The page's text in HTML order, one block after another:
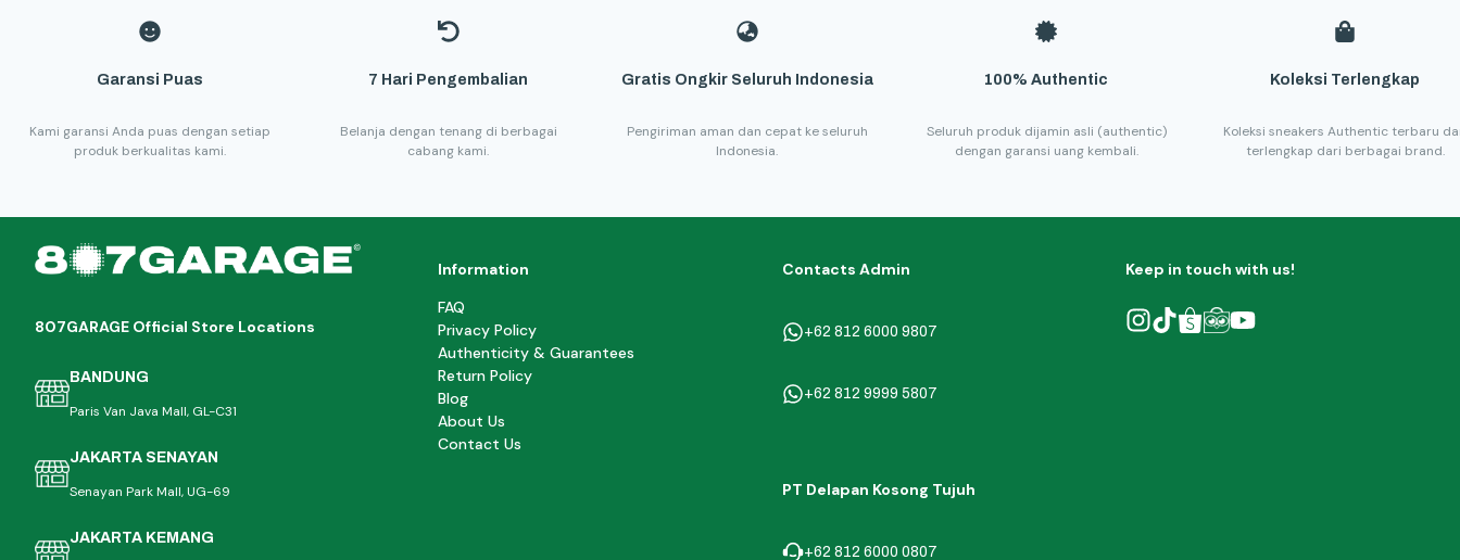
Garansi Puas
Kami garansi Anda puas dengan setiap
produk berkualitas kami.
7 Hari Pengembalian
Belanja dengan tenang di berbagai
cabang kami.
Gratis Ongkir Seluruh Indonesia
Pengiriman aman dan cepat ke seluruh
Indonesia.
100% Authentic
Seluruh produk dijamin asli (authentic)
dengan garansi uang kembali.
Koleksi Terlengkap
Koleksi sneakers Authentic terbaru
terlengkap dari berbagai brand.
807GARAGE Official Store Locations
BANDUNG
Paris Van Java Mall, GL-C31
JAKARTA SENAYAN
Senayan Park Mall, UG-69
JAKARTA KEMANG
Information
FAQ
Privacy Policy
Authenticity & Guarantees
Return Policy
Blog
About Us
Contact Us
Contacts Admin
+62 812 6000 9807
+62 812 9999 5807
PT Delapan Kosong Tujuh
+62 812 6000 0807
Keep in touch with us!